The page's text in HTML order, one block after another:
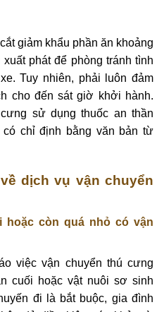
giảm khẩu phần ăn khoảng
phát để phòng tránh tình
Tuy nhiên, phải luôn đảm
cho đến sát giờ khởi hành.
sử dụng thuốc an thần
có chỉ định bằng văn bản từ
dịch vụ vận chuyển
hoặc còn quá nhỏ có vận
việc vận chuyển thú cưng
cuối hoặc vật nuôi sơ sinh
đi là bắt buộc, gia đình